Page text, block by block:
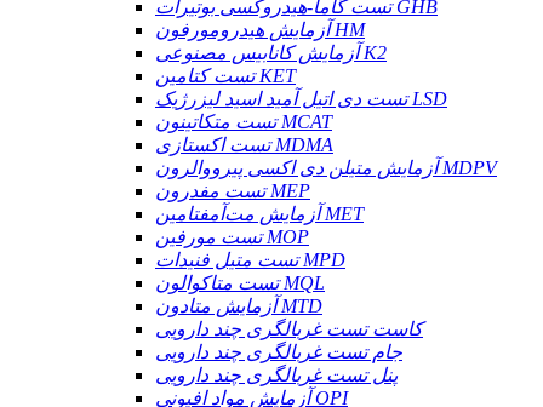
تست گاما-هیدروکسی بوتیرات GHB
آزمایش هیدرومورفون HM
آزمایش کانابیس مصنوعی K2
تست کتامین KET
تست دی اتیل آمید اسید لیزرژیک LSD
تست متکاتینون MCAT
تست اکستازی MDMA
آزمایش متیلن دی اکسی پیرووالرون MDPV
تست مفدرون MEP
آزمایش مت‌آمفتامین MET
تست مورفین MOP
تست متیل فنیدات MPD
تست متاکوالون MQL
آزمایش متادون MTD
کاست تست غربالگری چند دارویی
جام تست غربالگری چند دارویی
پنل تست غربالگری چند دارویی
آزمایش مواد افیونی OPI